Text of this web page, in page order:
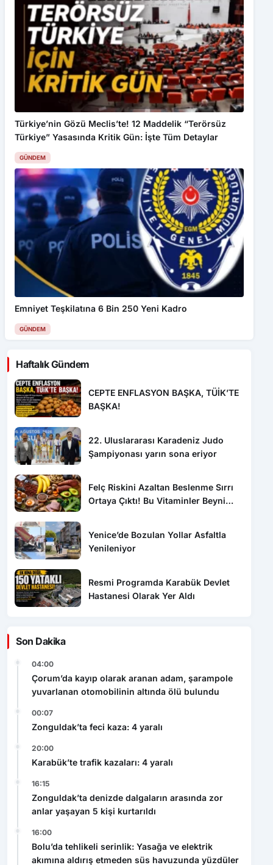
Türkiye’nin Gözü Meclis’te! 12 Maddelik “Terörsüz
Türkiye” Yasasında Kritik Gün: İşte Tüm Detaylar
GÜNDEM
Emniyet Teşkilatına 6 Bin 250 Yeni Kadro
GÜNDEM
Haftalık Gündem
CEPTE ENFLASYON BAŞKA, TÜİK’TE
BAŞKA!
22. Uluslararası Karadeniz Judo
Şampiyonası yarın sona eriyor
Felç Riskini Azaltan Beslenme Sırrı
Ortaya Çıktı! Bu Vitaminler Beyni
Yenice’de Bozulan Yollar Asfaltla
Yenileniyor
Resmi Programda Karabük Devlet
Hastanesi Olarak Yer Aldı
Son Dakika
04:00
Çorum’da kayıp olarak aranan adam, şarampole
yuvarlanan otomobilinin altında ölü bulundu
00:07
Zonguldak’ta feci kaza: 4 yaralı
20:00
Karabük’te trafik kazaları: 4 yaralı
16:15
Zonguldak’ta denizde dalgaların arasında zor
anlar yaşayan 5 kişi kurtarıldı
16:00
Bolu’da tehlikeli serinlik: Yasağa ve elektrik
akımına aldırış etmeden süs havuzunda yüzdüler